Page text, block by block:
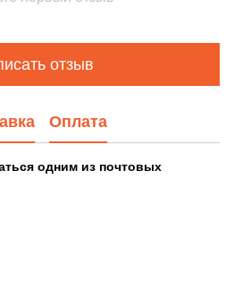
отзыв
Оплата
одним из почтовых